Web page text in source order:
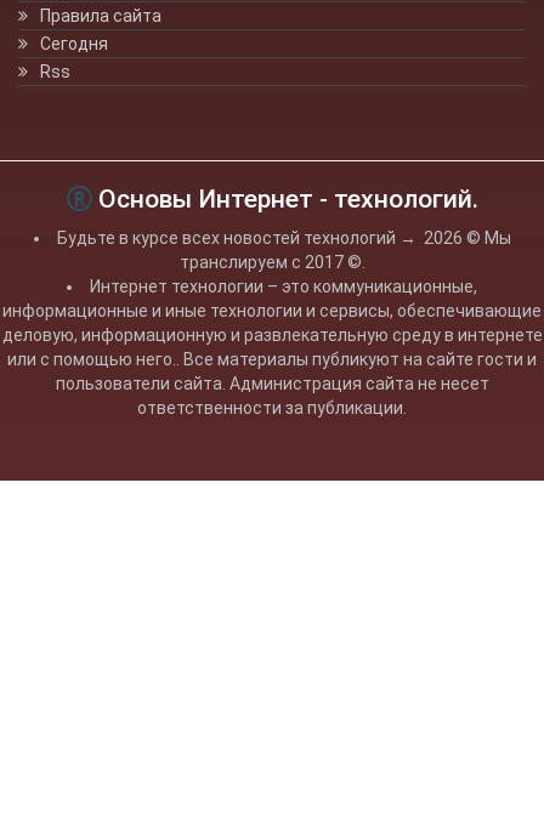
Правила сайта
Сегодня
Rss
Основы Интернет - технологий.
Будьте в курсе всех новостей технологий → 2026 © Мы
транслируем с 2017 ©.
Интернет технологии – это коммуникационные,
информационные и иные технологии и сервисы, обеспечивающие
деловую, информационную и развлекательную среду в интернете
или с помощью него.. Все материалы публикуют на сайте гости и
пользователи сайта. Администрация сайта не несет
ответственности за публикации.